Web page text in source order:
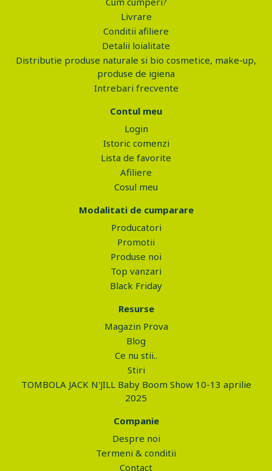
Livrare
Conditii afiliere
Detalii loialitate
Distributie produse naturale si bio cosmetice, make-up,
produse de igiena
Intrebari frecvente
Contul meu
Login
Istoric comenzi
Lista de favorite
Afiliere
Cosul meu
Modalitati de cumparare
Producatori
Promotii
Produse noi
Top vanzari
Black Friday
Resurse
Magazin Prova
Blog
Ce nu stii..
Stiri
TOMBOLA JACK N'JILL Baby Boom Show 10-13 aprilie
2025
Companie
Despre noi
Termeni & conditii
Contact